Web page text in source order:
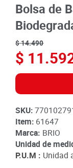
Bolsa de
$ 11.
$14.490
SKU:
Item: 61647
Marca: BRIO
Unidad de
P.U.M : Unidad